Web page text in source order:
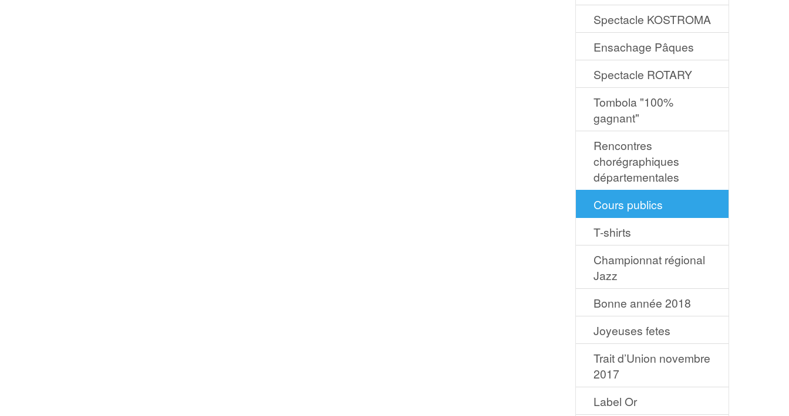
Spectacle KOSTROMA
Ensachage Pâques
Spectacle ROTARY
Tombola "100%
gagnant"
Rencontres
chorégraphiques
départementales
Cours publics
T-shirts
Championnat régional
Jazz
Bonne année 2018
Joyeuses fetes
Trait d’Union novembre
2017
Label Or